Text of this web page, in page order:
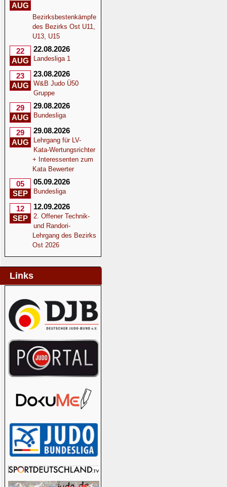
AUG
Bezirksbestenkämpfe
des Bezirks Ost U11,
U13, U15
22
AUG
22.08.2026
Landesliga 1
23
AUG
23.08.2026
W&B Judo Ü50
Gruppe
29
AUG
29.08.2026
Bundesliga
29
AUG
29.08.2026
Lehrgang für LV-
Kata-Wertungsrichter
+ Interessenten zum
Kata Bewerter
05
SEP
05.09.2026
Bundesliga
12
SEP
12.09.2026
2. Offener Technik-
und Randori-
Lehrgang des Bezirks
Ost 2026
Links